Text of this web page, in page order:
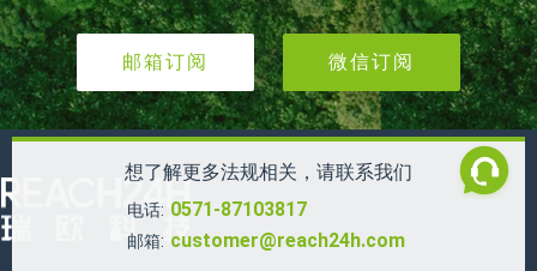
想了解更多法规相关，请联系我们
电话: 0571-87103817
邮箱: customer@reach24h.com
邮箱订阅 微信订阅